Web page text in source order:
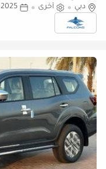
2025 • Petrol • Automatic (للتصدير فقط)
دبي أخرى 2025